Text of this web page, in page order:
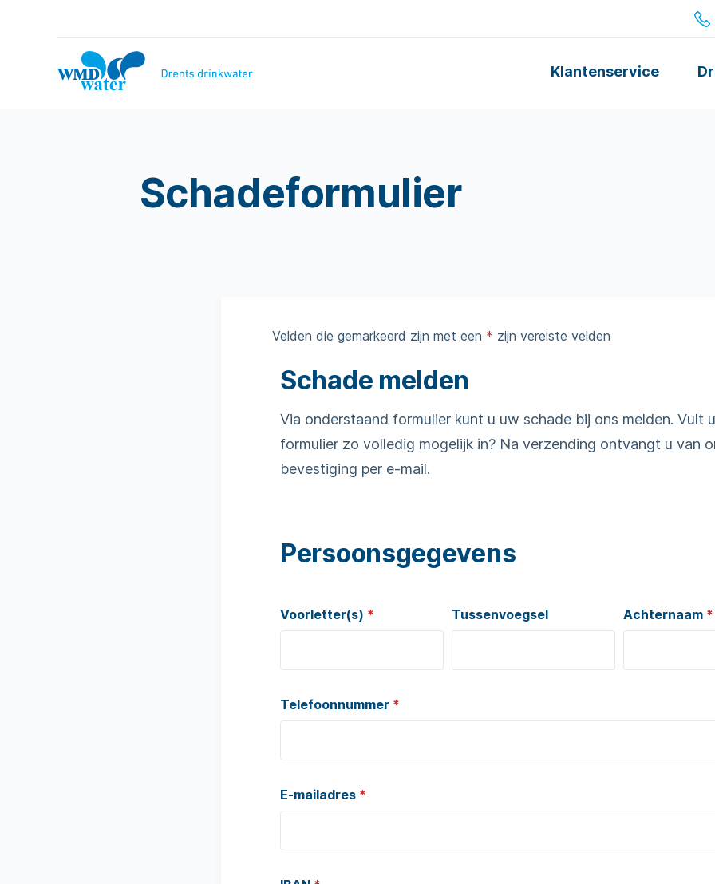
WMD
Drinkwater
Klantenservice
Schadeformulier
Velden die gemarkeerd zijn met een * zijn vereiste velden
Schade melden
Via onderstaand formulier kunt u uw schade bij ons melden. Vult
formulier zo volledig mogelijk in? Na verzending ontvangt u van
bevestiging per e-mail.
Persoonsgegevens
Voorletter(s) * Tussenvoegsel Achternaam *
Telefoonnummer *
E-mailadres *